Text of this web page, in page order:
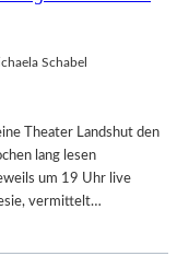
Schabel
Theater Landshut den
lang lesen
um 19 Uhr live
vermittelt…